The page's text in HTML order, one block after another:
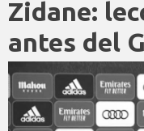
Zidane:
antes del